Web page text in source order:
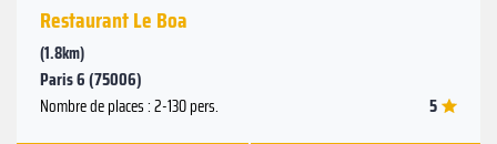
Restaurant Le Boa
(1.8km)
Paris 6 (75006)
Nombre de places : 2-130 pers. 5